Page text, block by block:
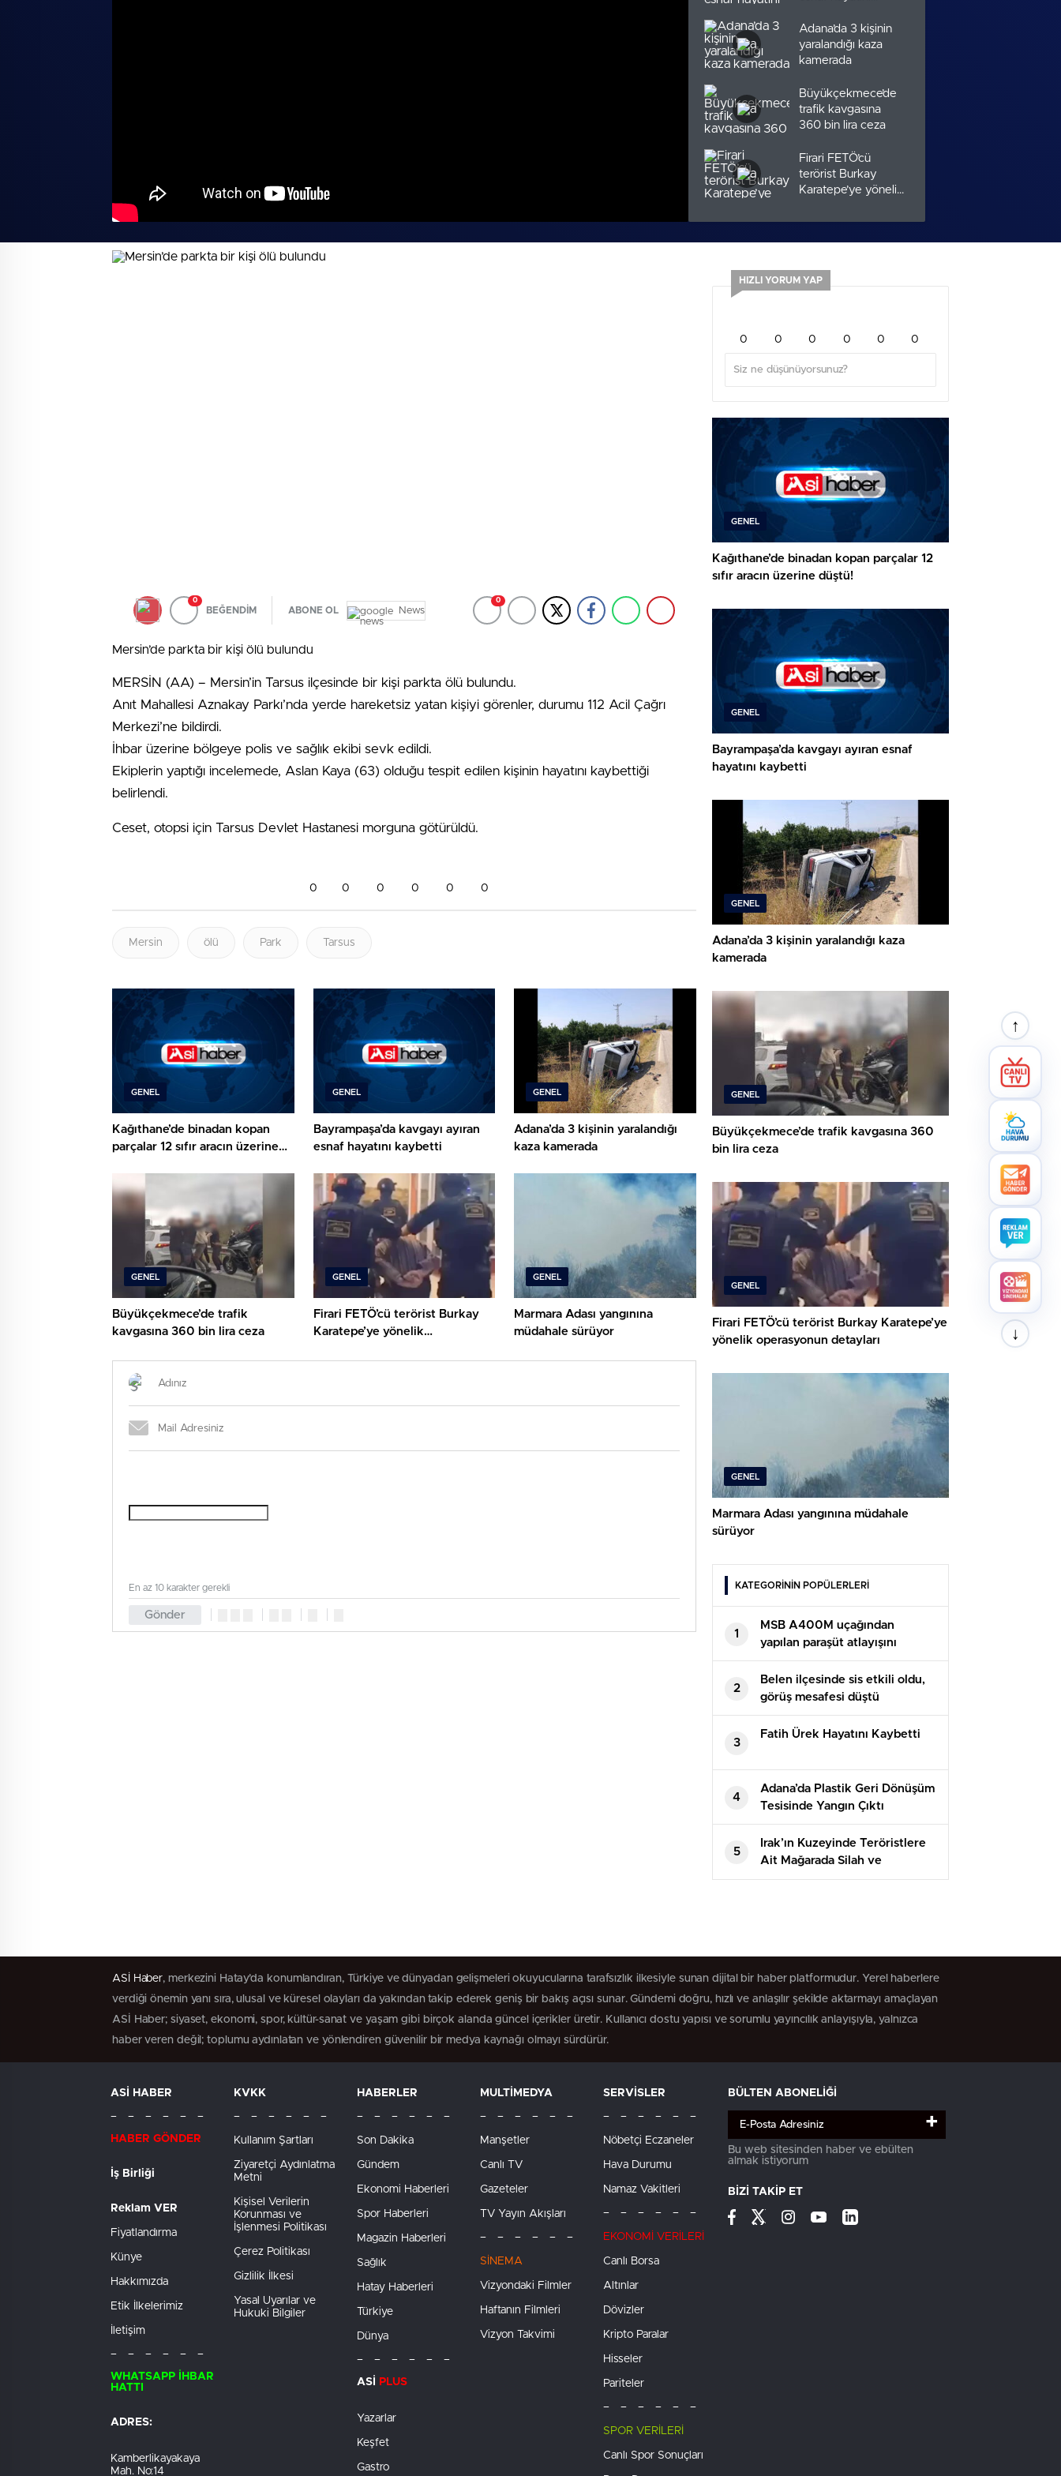
Adana’da 3 kişinin
yaralandığı kaza
kamerada
Büyükçekmece’de
trafik kavgasına
360 bin lira ceza
Firari FETÖ’cü
terörist Burkay
Karatepe’ye yönelik
detayları
Marmara Adası
0
BEĞENDİM ABONE OL News
0
Mersin’de parkta bir kişi ölü bulundu
MERSİN (AA) – Mersin’in Tarsus ilçesinde bir kişi parkta ölü bulundu.
Anıt Mahallesi Aznakay Parkı’nda yerde hareketsiz yatan kişiyi görenler, durumu 112 Acil Çağrı
Merkezi’ne bildirdi.
İhbar üzerine bölgeye polis ve sağlık ekibi sevk edildi.
Ekiplerin yaptığı incelemede, Aslan Kaya (63) olduğu tespit edilen kişinin hayatını kaybettiği
belirlendi.
Ceset, otopsi için Tarsus Devlet Hastanesi morguna götürüldü.
0 0 0 0 0 0
Mersin ölü Park Tarsus
GENEL
Kağıthane’de binadan kopan
parçalar 12 sıfır aracın üzerine
GENEL
Bayrampaşa’da kavgayı ayıran
esnaf hayatını kaybetti
GENEL
Adana’da 3 kişinin yaralandığı
kaza kamerada
GENEL
Büyükçekmece’de trafik
kavgasına 360 bin lira ceza
GENEL
Firari FETÖ’cü terörist Burkay
Karatepe’ye yönelik
GENEL
Marmara Adası yangınına
müdahale sürüyor
Gönder
En az 10 karakter gerekli
HIZLI YORUM YAP
0 0 0 0 0 0
GENEL
Kağıthane’de binadan kopan parçalar 12
sıfır aracın üzerine düştü!
GENEL
Bayrampaşa’da kavgayı ayıran esnaf
hayatını kaybetti
GENEL
Adana’da 3 kişinin yaralandığı kaza
kamerada
GENEL
Büyükçekmece’de trafik kavgasına 360
bin lira ceza
GENEL
Firari FETÖ’cü terörist Burkay Karatepe’ye
yönelik operasyonun detayları
GENEL
Marmara Adası yangınına müdahale
sürüyor
KATEGORİNİN POPÜLERLERİ
1
MSB A400M uçağından
yapılan paraşüt atlayışını
paylaştı
2
Belen ilçesinde sis etkili oldu,
görüş mesafesi düştü
3
Fatih Ürek Hayatını Kaybetti
4
Adana’da Plastik Geri Dönüşüm
Tesisinde Yangın Çıktı
5
Irak’ın Kuzeyinde Teröristlere
Ait Mağarada Silah ve
Mühimmat Ele Geçirildi
ASİ Haber, merkezini Hatay’da konumlandıran, Türkiye ve dünyadan gelişmeleri okuyucularına tarafsızlık ilkesiyle sunan dijital bir haber platformudur. Yerel haberlere
verdiği önemin yanı sıra, ulusal ve küresel olayları da yakından takip ederek geniş bir bakış açısı sunar. Gündemi doğru, hızlı ve anlaşılır şekilde aktarmayı amaçlayan
ASİ Haber; siyaset, ekonomi, spor, kültür-sanat ve yaşam gibi birçok alanda güncel içerikler üretir. Kullanıcı dostu yapısı ve sorumlu yayıncılık anlayışıyla, yalnızca
haber veren değil; toplumu aydınlatan ve yönlendiren güvenilir bir medya kaynağı olmayı sürdürür.
ASİ HABER
– – – – – –
HABER GÖNDER
İş Birliği
Reklam VER
Fiyatlandırma
Künye
Hakkımızda
Etik İlkelerimiz
İletişim
– – – – – –
WHATSAPP İHBAR
HATTI
ADRES:
Kamberlikayakaya
Mah. No:14
KVKK
– – – – – –
Kullanım Şartları
Ziyaretçi Aydınlatma
Metni
Kişisel Verilerin
Korunması ve
İşlenmesi Politikası
Çerez Politikası
Gizlilik İlkesi
Yasal Uyarılar ve
Hukuki Bilgiler
HABERLER
– – – – – –
Son Dakika
Gündem
Ekonomi Haberleri
Spor Haberleri
Magazin Haberleri
Sağlık
Hatay Haberleri
Türkiye
Dünya
– – – – – –
ASİ PLUS
Yazarlar
Keşfet
Gastro
MULTİMEDYA
– – – – – –
Manşetler
Canlı TV
Gazeteler
TV Yayın Akışları
– – – – – –
SİNEMA
Vizyondaki Filmler
Haftanın Filmleri
Vizyon Takvimi
SERVİSLER
– – – – – –
Nöbetçi Eczaneler
Hava Durumu
Namaz Vakitleri
– – – – – –
EKONOMİ VERİLERİ
Canlı Borsa
Altınlar
Dövizler
Kripto Paralar
Hisseler
Pariteler
– – – – – –
SPOR VERİLERİ
Canlı Spor Sonuçları
BÜLTEN ABONELİĞİ
+
Bu web sitesinden haber ve ebülten
almak istiyorum
BİZİ TAKİP ET
↑
↓